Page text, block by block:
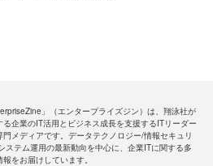
」（エンタープライズジン）は、翔泳社が
る企業のIT活用とビジネス成長を支援するITリーダー
門メディアです。データテクノロジー/情報セキュリ
ステム運用の最新動向を中心に、企業ITに関する多
をお届けしています。